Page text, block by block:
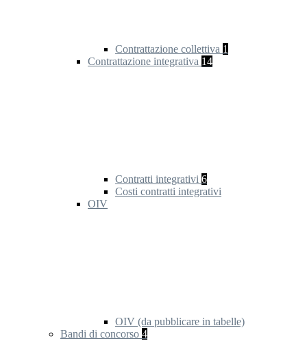
Contrattazione collettiva 1
Contrattazione integrativa 14
Contratti integrativi 6
Costi contratti integrativi
OIV
OIV (da pubblicare in tabelle)
Bandi di concorso 4